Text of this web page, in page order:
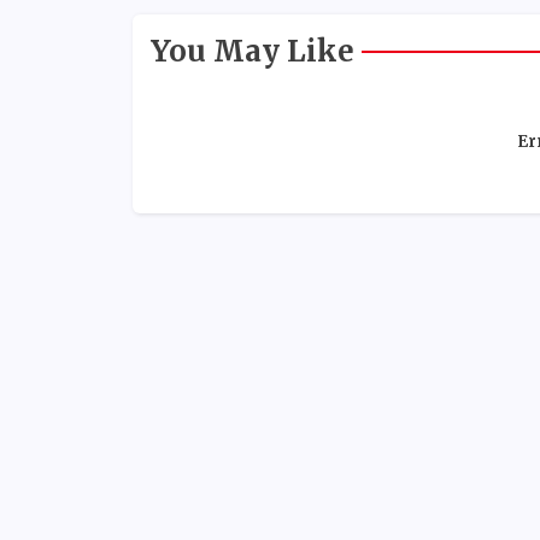
You May Like